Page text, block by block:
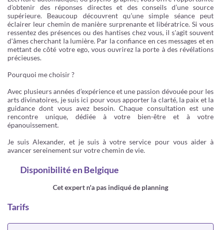
d'obtenir des réponses directes et des conseils d’une source
supérieure. Beaucoup découvrent qu’une simple séance peut
éclairer leur chemin de manière surprenante et libératrice. Si vous
ressentez des présences ou des hantises chez vous, il s'agit souvent
d'âmes cherchant la lumière. Par la confiance en ces messages et en
mettant de côté votre ego, vous ouvrirez la porte à des révélations
précieuses.
Pourquoi me choisir ?
Avec plusieurs années d’expérience et une passion dévouée pour les
arts divinatoires, je suis ici pour vous apporter la clarté, la paix et la
guidance dont vous avez besoin. Chaque consultation est une
rencontre unique, dédiée à votre bien-être et à votre
épanouissement.
Je suis Alexander, et je suis à votre service pour vous aider à
avancer sereinement sur votre chemin de vie.
Disponibilitéen Belgique
Cet expert n'a pas indiqué de planning
Tarifs